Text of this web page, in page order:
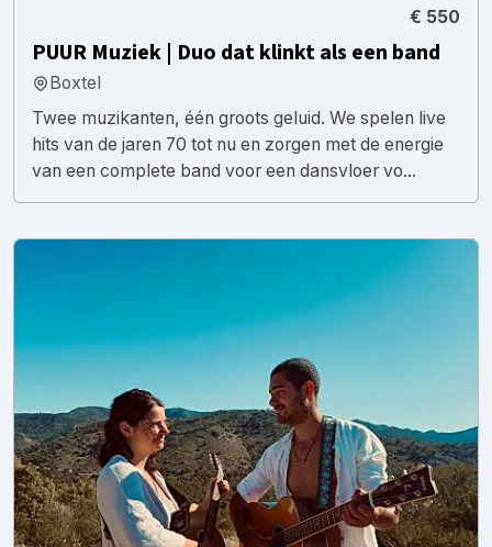
€ 550
PUUR Muziek | Duo dat klinkt als een band
Boxtel
Twee muzikanten, één groots geluid. We spelen live
hits van de jaren 70 tot nu en zorgen met de energie
van een complete band voor een dansvloer vo...